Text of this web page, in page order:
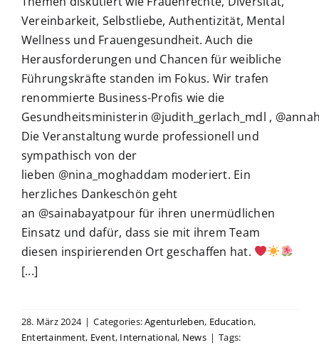
Vereinbarkeit, Selbstliebe, Authentizität, Mental
Wellness und Frauengesundheit. Auch die
Herausforderungen und Chancen für weibliche
Führungskräfte standen im Fokus. Wir trafen
renommierte Business-Profis wie die
Gesundheitsministerin @judith_gerlach_mdl ,
Die Veranstaltung wurde professionell und
sympathisch von der
lieben @nina_moghaddam moderiert. Ein
herzliches Dankeschön geht
an @sainabayatpour für ihren unermüdlichen
Einsatz und dafür, dass sie mit ihrem Team
diesen inspirierenden Ort geschaffen hat.
[...]
28. März 2024 | Categories:Agenturleben, Education,
Entertainment, Event, International, News | Tags: